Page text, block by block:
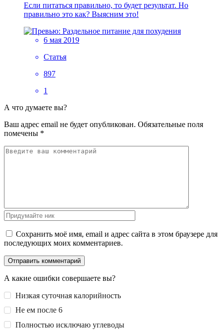
Если питаться правильно, то будет результат. Но
правильно это как? Выясним это!
6 мая 2019
Статья
897
1
А что думаете вы?
Ваш адрес email не будет опубликован. Обязательные поля
помечены *
Сохранить моё имя, email и адрес сайта в этом браузере для
последующих моих комментариев.
А какие ошибки совершаете вы?
Низкая суточная калорийность
Не ем после 6
Полностью исключаю углеводы